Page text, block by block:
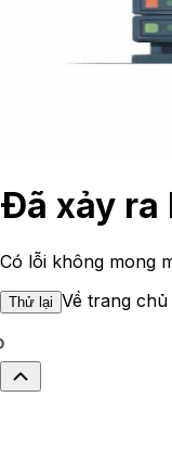
Đã xảy ra
Có lỗi không mong
Thử lại Về trang chủ